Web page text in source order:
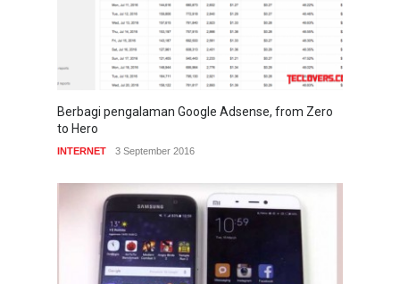
Berbagi pengalaman Google Adsense, from Zero
to Hero
INTERNET 3 September 2016